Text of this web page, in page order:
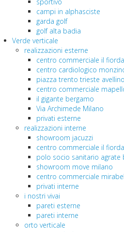
campi in alphasciste
garda golf
golf alta badia
Verde verticale
realizzazioni esterne
centro commerciale il
centro cardiologico
piazza trento trieste avellino
centro commerciale
il gigante bergamo
Via Archimede Milano
privati esterne
realizzazioni interne
showroom jacuzzi
centro commerciale il
polo socio sanitario agrate
showroom move milano
centro commerciale
privati interne
i nostri vivai
pareti esterne
pareti interne
orto verticale